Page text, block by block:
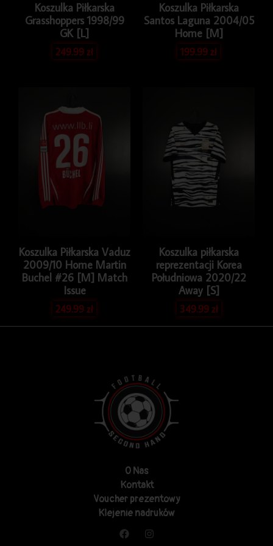
Koszulka Piłkarska
Grasshoppers 1998/99
GK [L]
249.99zł
Koszulka Piłkarska
Santos Laguna 2004/05
Home [M]
199.99zł
Koszulka Piłkarska Vaduz
2009/10 Home Martin
Buchel #26 [M] Match
Issue
249.99zł
Koszulka piłkarska
reprezentacji Korea
Południowa 2020/22
Away [S]
349.99zł
O Nas
Kontakt
Voucher prezentowy
Klejenie nadruków